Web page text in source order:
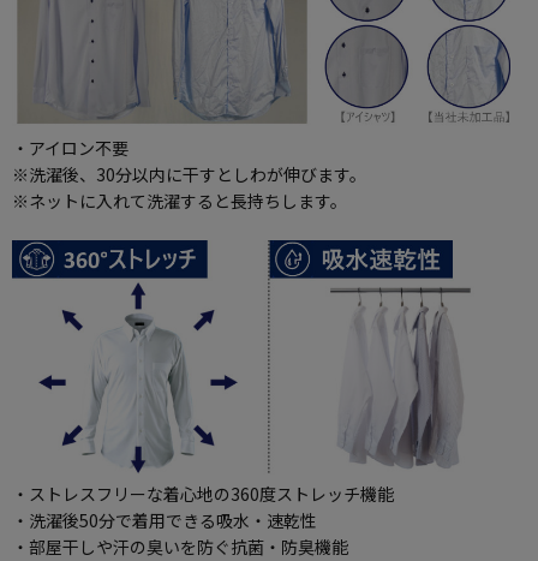
・アイロン不要
※洗濯後、30分以内に干すとしわが伸びます。
※ネットに入れて洗濯すると長持ちします。
・ストレスフリーな着心地の360度ストレッチ機能
・洗濯後50分で着用できる吸水・速乾性
・部屋干しや汗の臭いを防ぐ抗菌・防臭機能